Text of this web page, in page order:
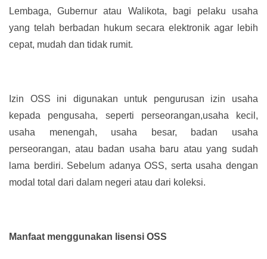
Lembaga, Gubernur atau Walikota, bagi pelaku usaha
yang telah berbadan hukum secara elektronik agar lebih
cepat, mudah dan tidak rumit.
Izin OSS ini digunakan untuk pengurusan izin usaha
kepada pengusaha, seperti perseorangan,usaha kecil,
usaha menengah, usaha besar, badan usaha
perseorangan, atau badan usaha baru atau yang sudah
lama berdiri. Sebelum adanya OSS, serta usaha dengan
modal total dari dalam negeri atau dari koleksi.
Manfaat menggunakan lisensi OSS